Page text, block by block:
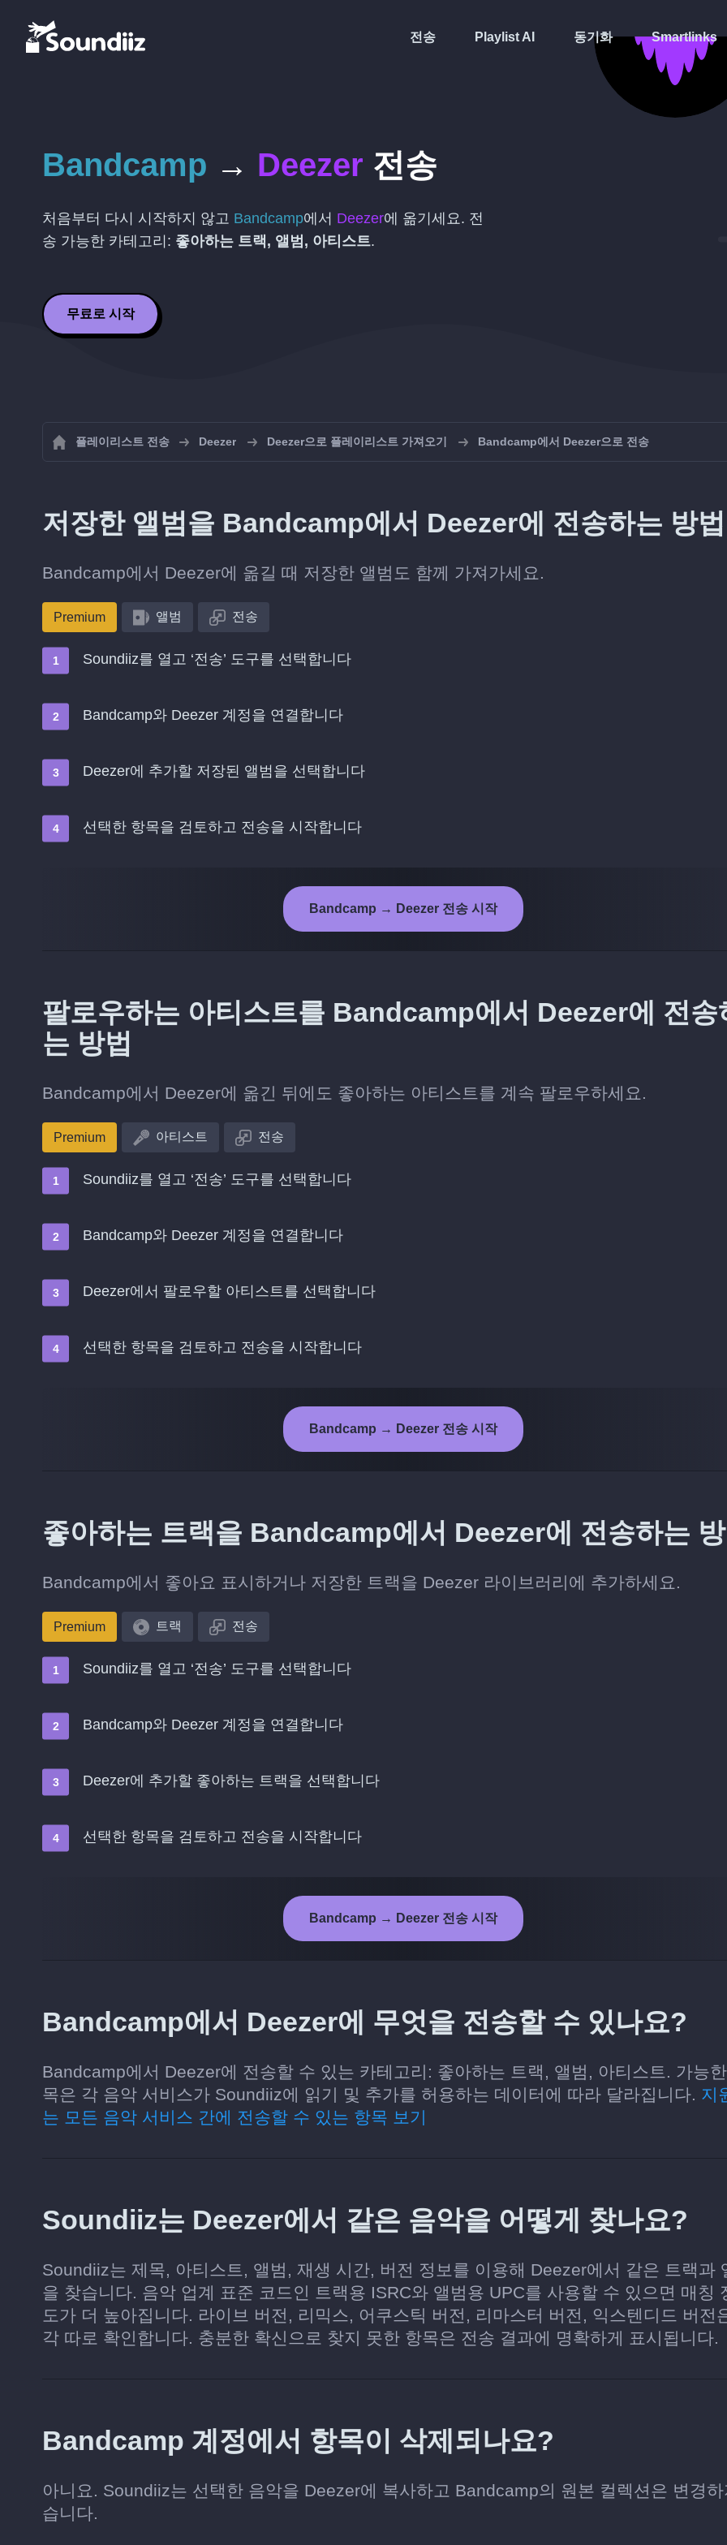
전송 Playlist AI 동기화 Smartlinks
Bandcamp → Deezer 전송
처음부터 다시 시작하지 않고 Bandcamp에서 Deezer에 옮기세요. 전
송 가능한 카테고리: 좋아하는 트랙, 앨범, 아티스트.
무료로 시작
플레이리스트 전송 Deezer Deezer으로 플레이리스트 가져오기 Bandcamp에서 Deezer으로 전송
저장한 앨범을 Bandcamp에서 Deezer에 전송하는 방법
Bandcamp에서 Deezer에 옮길 때 저장한 앨범도 함께 가져가세요.
Premium 앨범 전송
Soundiiz를 열고 ‘전송’ 도구를 선택합니다
Bandcamp와 Deezer 계정을 연결합니다
Deezer에 추가할 저장된 앨범을 선택합니다
선택한 항목을 검토하고 전송을 시작합니다
Bandcamp → Deezer 전송 시작
팔로우하는 아티스트를 Bandcamp에서 Deezer에 전송
는 방법
Bandcamp에서 Deezer에 옮긴 뒤에도 좋아하는 아티스트를 계속 팔로우하세요.
Premium 아티스트 전송
Soundiiz를 열고 ‘전송’ 도구를 선택합니다
Bandcamp와 Deezer 계정을 연결합니다
Deezer에서 팔로우할 아티스트를 선택합니다
선택한 항목을 검토하고 전송을 시작합니다
Bandcamp → Deezer 전송 시작
좋아하는 트랙을 Bandcamp에서 Deezer에 전송하는
Bandcamp에서 좋아요 표시하거나 저장한 트랙을 Deezer 라이브러리에 추가하세요.
Premium 트랙 전송
Soundiiz를 열고 ‘전송’ 도구를 선택합니다
Bandcamp와 Deezer 계정을 연결합니다
Deezer에 추가할 좋아하는 트랙을 선택합니다
선택한 항목을 검토하고 전송을 시작합니다
Bandcamp → Deezer 전송 시작
Bandcamp에서 Deezer에 무엇을 전송할 수 있나요?
Bandcamp에서 Deezer에 전송할 수 있는 카테고리: 좋아하는 트랙, 앨범, 아티스트. 가능
목은 각 음악 서비스가 Soundiiz에 읽기 및 추가를 허용하는 데이터에 따라 달라집니다. 지
는 모든 음악 서비스 간에 전송할 수 있는 항목 보기
Soundiiz는 Deezer에서 같은 음악을 어떻게 찾나요?
Soundiiz는 제목, 아티스트, 앨범, 재생 시간, 버전 정보를 이용해 Deezer에서 같은 트랙과
을 찾습니다. 음악 업계 표준 코드인 트랙용 ISRC와 앨범용 UPC를 사용할 수 있으면 매칭
도가 더 높아집니다. 라이브 버전, 리믹스, 어쿠스틱 버전, 리마스터 버전, 익스텐디드 버전
각 따로 확인합니다. 충분한 확신으로 찾지 못한 항목은 전송 결과에 명확하게 표시됩니다.
Bandcamp 계정에서 항목이 삭제되나요?
아니요. Soundiiz는 선택한 음악을 Deezer에 복사하고 Bandcamp의 원본 컬렉션은 변경
습니다.